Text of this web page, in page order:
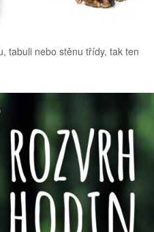
tabuli nebo stěnu třídy, tak ten